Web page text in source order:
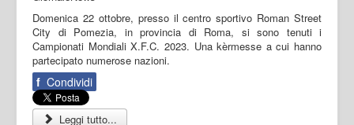
Domenica 22 ottobre, presso il centro sportivo Roman Street
City di Pomezia, in provincia di Roma, si sono tenuti i
Campionati Mondiali X.F.C. 2023. Una kèrmesse a cui hanno
partecipato numerose nazioni.
f Condividi
Leggi tutto...